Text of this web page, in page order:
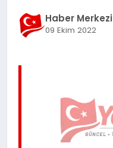
EKONOMI
MAGAZIN
Haber Merkezi
09 Ekim 2022